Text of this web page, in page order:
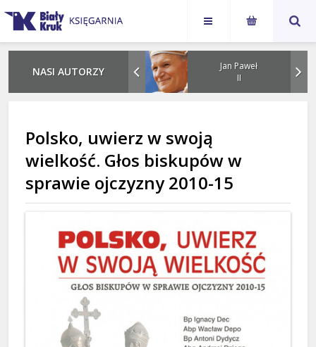
NASI AUTORZY
Karol
Nawrocki
Jan Paweł
II
Polsko, uwierz w swoją
wielkość. Głos biskupów w
sprawie ojczyzny 2010-15